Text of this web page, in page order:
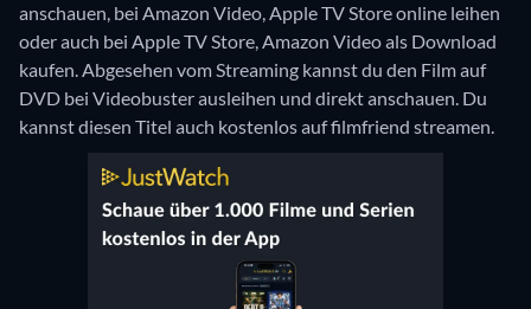
anschauen, bei Amazon Video, Apple TV Store online leihen
oder auch bei Apple TV Store, Amazon Video als Download
kaufen.Abgesehen vom Streaming kannst du den Film auf
DVD bei Videobuster ausleihen und direkt anschauen. Du
kannst diesen Titel auch kostenlos auf filmfriend streamen.